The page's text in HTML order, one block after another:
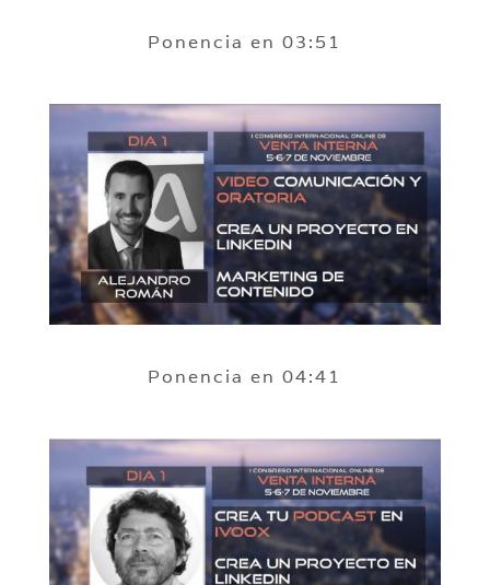
Ponencia en 03:51
Ponencia en 04:41